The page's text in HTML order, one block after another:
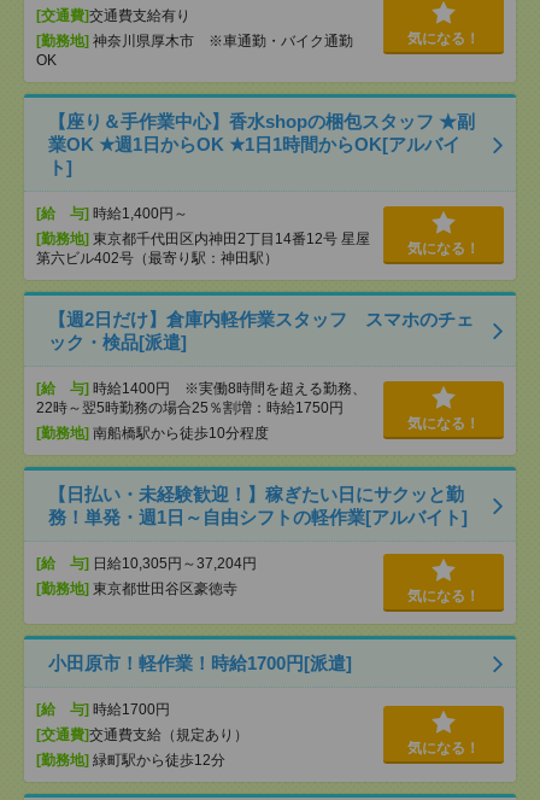
[交通費]交通費支給有り
[勤務地] 神奈川県厚木市 ※車通勤・バイク通勤
OK
気になる！
【座り＆手作業中心】香水shopの梱包スタッフ ★副
業OK ★週1日からOK ★1日1時間からOK[アルバイ
ト]
[給 与] 時給1,400円～
[勤務地] 東京都千代田区内神田2丁目14番12号 星屋
第六ビル402号（最寄り駅：神田駅）
気になる！
【週2日だけ】倉庫内軽作業スタッフ スマホのチェ
ック・検品[派遣]
[給 与] 時給1400円 ※実働8時間を超える勤務、
22時～翌5時勤務の場合25％割増：時給1750円
[勤務地] 南船橋駅から徒歩10分程度
気になる！
【日払い・未経験歓迎！】稼ぎたい日にサクッと勤
務！単発・週1日～自由シフトの軽作業[アルバイト]
[給 与] 日給10,305円～37,204円
[勤務地] 東京都世田谷区豪徳寺 気になる！
小田原市！軽作業！時給1700円[派遣]
[給 与] 時給1700円
[交通費]交通費支給（規定あり）
[勤務地] 緑町駅から徒歩12分
気になる！